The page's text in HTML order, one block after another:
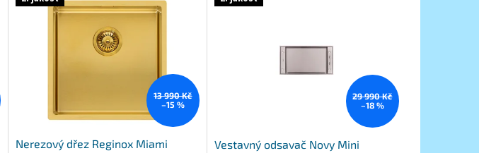
13 990 Kč
–15 %
Nerezový dřez Reginox Miami
29 990 Kč
–18 %
Vestavný odsavač Novy Mini